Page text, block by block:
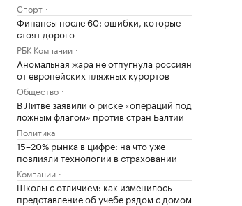
Спорт
Финансы после 60: ошибки, которые
стоят дорого
РБК Компании
Аномальная жара не отпугнула россиян
от европейских пляжных курортов
Общество
В Литве заявили о риске «операций под
ложным флагом» против стран Балтии
Политика
15–20% рынка в цифре: на что уже
повлияли технологии в страховании
Компании
Школы с отличием: как изменилось
представление об учебе рядом с домом